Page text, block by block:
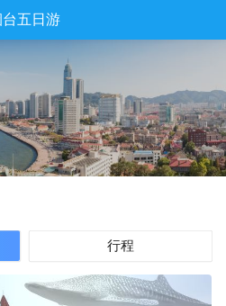
台五日游
行程